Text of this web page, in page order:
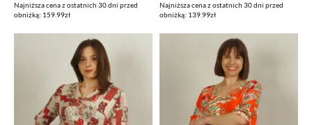
cena
cena
Najniższa cena z ostatnich 30 dni przed
obniżką: 159.99zł
cena
cena
Najniższa cena z ostatnich 30 dni przed
obniżką: 139.99zł